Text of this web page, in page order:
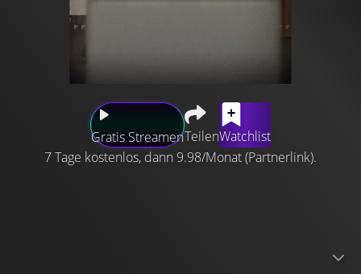
Gratis StreamenTeilenWatchlist
7 Tage kostenlos, dann 9.98/Monat (Partnerlink).
Bürgerdetektiv - oder eine Gruppe, die